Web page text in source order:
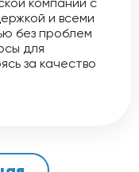
и всеми
без проблем
для
за качество